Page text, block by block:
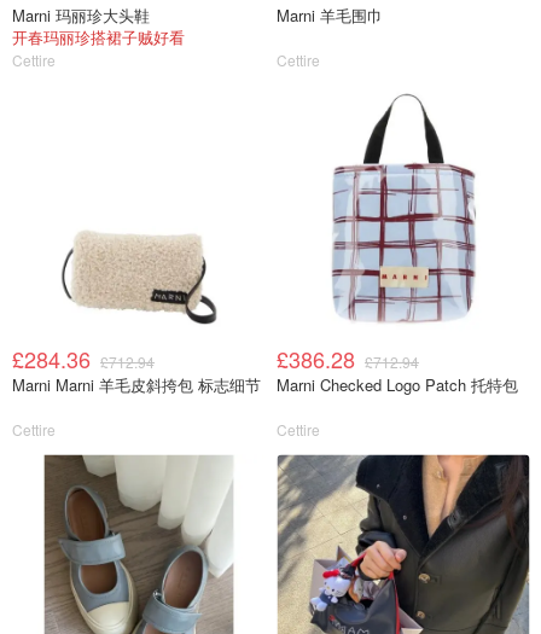
Marni 玛丽珍大头鞋
开春玛丽珍搭裙子贼好看
Cettire
Marni 羊毛围巾
Cettire
£284.36 £712.94
Marni Marni 羊毛皮斜挎包 标志细节
Cettire
£386.28 £712.94
Marni Checked Logo Patch 托特包
Cettire